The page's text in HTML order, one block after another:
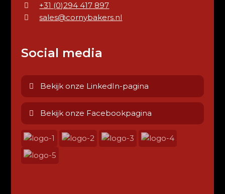
+31 (0)294 417 897
sales@cornybakers.nl
Social media
Bekijk onze LinkedIn-pagina
Bekijk onze Facebookpagina